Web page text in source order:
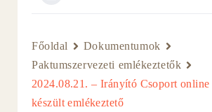
Főoldal
Dokumentumok
Paktumszervezeti emlékeztetők
2024.08.21. – Irányító Csoport online
készült emlékeztető